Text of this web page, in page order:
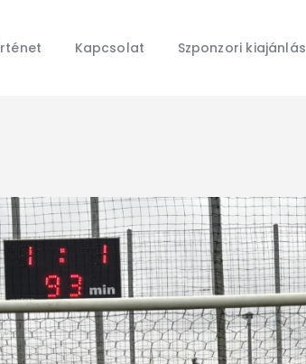
Kapcsolat Szponzori kiajánlás
Hírek